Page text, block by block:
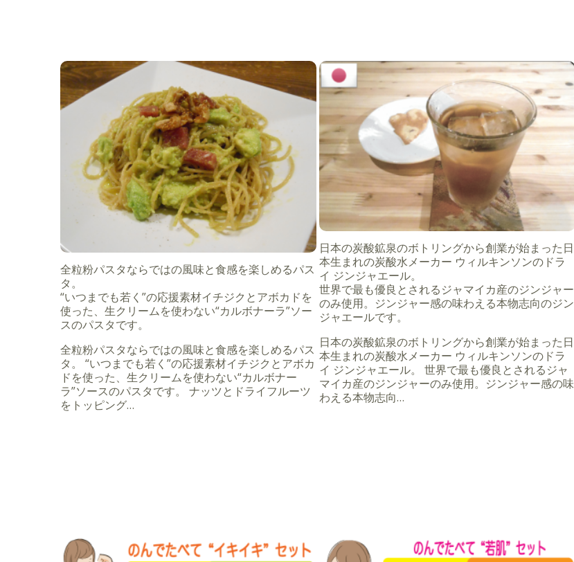
全粒粉パスタならではの風味と食感を楽しめるパス
タ。
“いつまでも若く”の応援素材イチジクとアボカドを
使った、生クリームを使わない“カルボナーラ”ソー
スのパスタです。
全粒粉パスタならではの風味と食感を楽しめるパス
タ。 “いつまでも若く”の応援素材イチジクとアボカ
ドを使った、生クリームを使わない“カルボナー
ラ”ソースのパスタです。 ナッツとドライフルーツ
をトッピング…
日本の炭酸鉱泉のボトリングから創業が始まった日
本生まれの炭酸水メーカー ウィルキンソンのドラ
イ ジンジャエール。
世界で最も優良とされるジャマイカ産のジンジャー
のみ使用。ジンジャー感の味わえる本物志向のジン
ジャエールです。
日本の炭酸鉱泉のボトリングから創業が始まった日
本生まれの炭酸水メーカー ウィルキンソンのドラ
イ ジンジャエール。 世界で最も優良とされるジャ
マイカ産のジンジャーのみ使用。ジンジャー感の味
わえる本物志向…